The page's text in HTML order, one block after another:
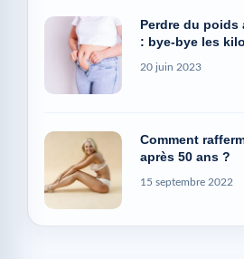
Perdre du poids
: bye-bye les
20 juin 2023
Comment
après 50 ans ?
15 septembre 2022